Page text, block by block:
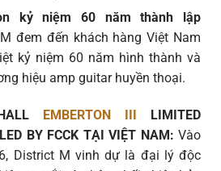
kỷ niệm 60 năm thành lập
đem đến khách hàng Việt Nam
kỷ niệm 60 năm hình thành và
hiệu amp guitar huyền thoại.
EMBERTON III LIMITED
BY FCCK TẠI VIỆT NAM: Vào
District M vinh dự là đại lý độc